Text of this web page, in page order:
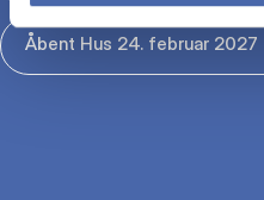
Åbent Hus 24. februar 2027